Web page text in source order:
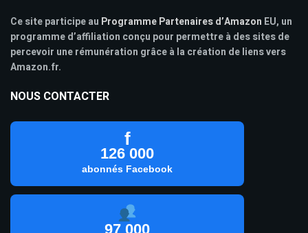
Ce site participe au Programme Partenaires d’Amazon EU, un
programme d’affiliation conçu pour permettre à des sites de
percevoir une rémunération grâce à la création de liens vers
Amazon.fr.
NOUS CONTACTER
f
126 000
abonnés Facebook
97 000